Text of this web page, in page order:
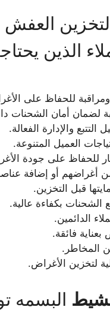
العفش
الذين
للحفاظ على
لضمان أمان الشحنات
والإدارة الفعالة.
العميل المتنوعة.
للحفاظ على جودة
أغراضهم أو إضافة
قبل التخزين.
الشحنات بكفاءة عالية.
الدائمين.
فائقة.
المخاطر.
لتخزين الأغراض.
البسمه